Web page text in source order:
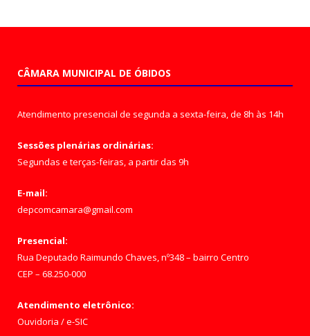
CÂMARA MUNICIPAL DE ÓBIDOS
Atendimento presencial de segunda a sexta-feira, de 8h às 14h
Sessões plenárias ordinárias:
Segundas e terças-feiras, a partir das 9h
E-mail:
depcomcamara@gmail.com
Presencial:
Rua Deputado Raimundo Chaves, nº348 – bairro Centro
CEP – 68.250-000
Atendimento eletrônico:
Ouvidoria /e-SIC